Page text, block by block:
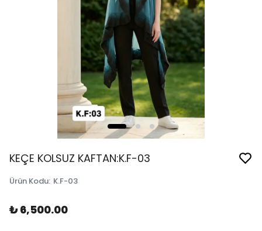
KEÇE KOLSUZ KAFTAN:K.F-03
Ürün Kodu: K.F-03
₺ 6,500.00